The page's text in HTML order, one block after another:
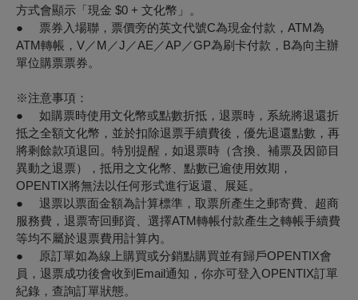
方式會顯示「現金 $0 + 文化幣」。
● 票券入場聯，票價旁的英文代號C為現金付款，ATM為
ATM轉帳，V／M／J／AE／AP／GP為刷卡付款，B為向主辦
單位購票票券。
※注意事項：
● 如購票時使用文化幣或點數折抵，退票時，系統將退還折
抵之全額文化幣，並於扣除退票手續費後，優先退還點數，再
將剩餘款項退回。特別提醒，如退票時（含換、補票及因節目
異動之退票），抵用之文化幣、點數已逾使用效期，
OPENTIX將無法以任何形式進行返還、展延。
● 退票以票面金額為計算標準，取票所產生之郵寄費、超商
服務費，退票寄回郵資、選擇ATM轉帳付款產生之轉帳手續費
等均不屬於退票費用計算內。
● 原訂單如為線上購買或分銷點購買並有歸戶OPENTIX會
員，退票成功後會收到Email通知，你亦可登入OPENTIX訂單
紀錄，查詢訂單狀態。